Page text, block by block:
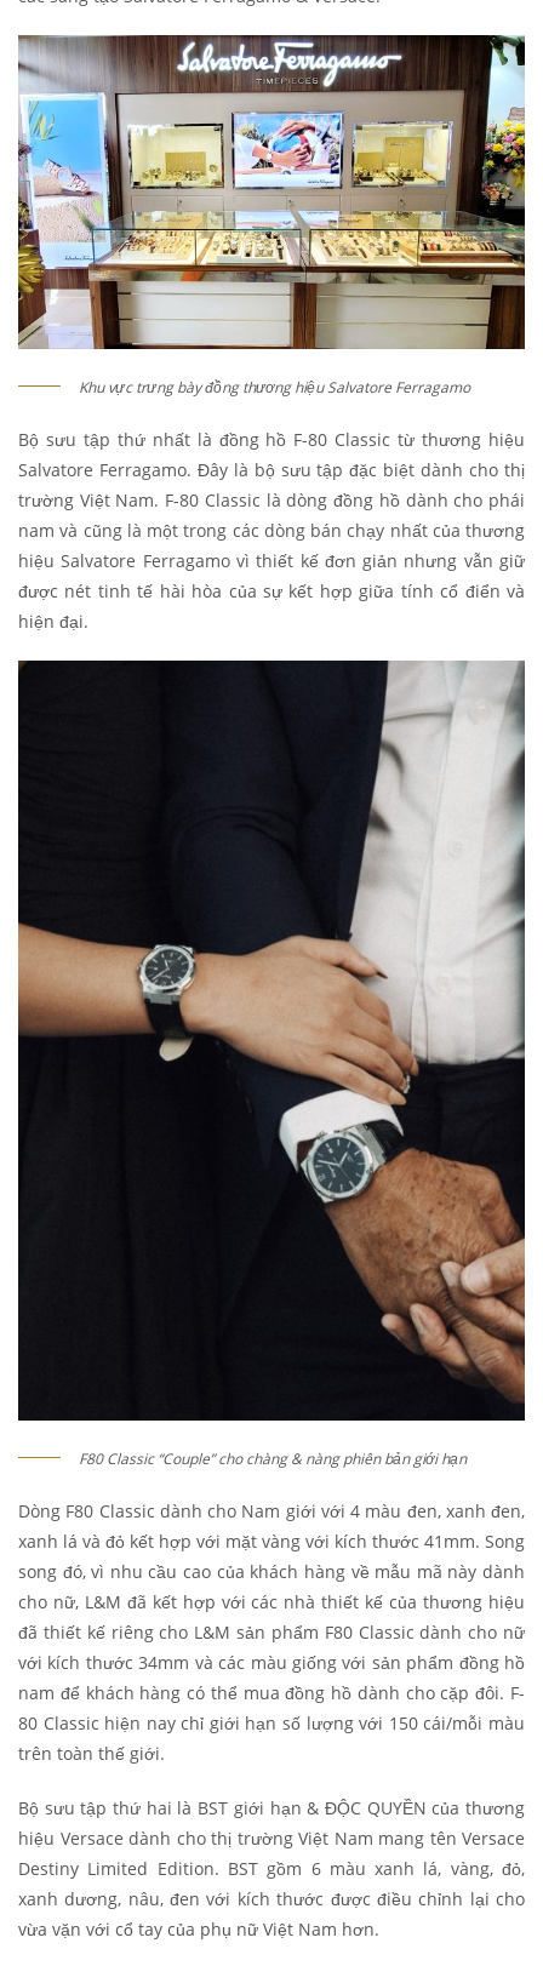
Khu vực trưng bày đồng thương hiệu Salvatore Ferragamo
Bộ sưu tập thứ nhất là đồng hồ F-80 Classic từ thương hiệu
Salvatore Ferragamo. Đây là bộ sưu tập đặc biệt dành cho thị
trường Việt Nam. F-80 Classic là dòng đồng hồ dành cho phái
nam và cũng là một trong các dòng bán chạy nhất của thương
hiệu Salvatore Ferragamo vì thiết kế đơn giản nhưng vẫn giữ
được nét tinh tế hài hòa của sự kết hợp giữa tính cổ điển và
hiện đại.
F80 Classic “Couple” cho chàng & nàng phiên bản giới hạn
Dòng F80 Classic dành cho Nam giới với 4 màu đen, xanh đen,
xanh lá và đỏ kết hợp với mặt vàng với kích thước 41mm. Song
song đó, vì nhu cầu cao của khách hàng về mẫu mã này dành
cho nữ, L&M đã kết hợp với các nhà thiết kế của thương hiệu
đã thiết kế riêng cho L&M sản phẩm F80 Classic dành cho nữ
với kích thước 34mm và các màu giống với sản phẩm đồng hồ
nam để khách hàng có thể mua đồng hồ dành cho cặp đôi. F-
80 Classic hiện nay chỉ giới hạn số lượng với 150 cái/mỗi màu
trên toàn thế giới.
Bộ sưu tập thứ hai là BST giới hạn & ĐỘC QUYỀN của thương
hiệu Versace dành cho thị trường Việt Nam mang tên Versace
Destiny Limited Edition. BST gồm 6 màu xanh lá, vàng, đỏ,
xanh dương, nâu, đen với kích thước được điều chỉnh lại cho
vừa vặn với cổ tay của phụ nữ Việt Nam hơn.